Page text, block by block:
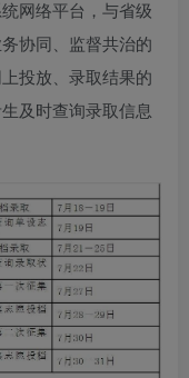
网络平台，与省级
协同、监督共治的
投放、录取结果的
及时查询录取信息